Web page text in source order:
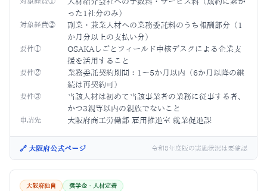
った1社分のみ）
対象経費②
副業・兼業人材への業務委託料のうち報酬部分（1
か月分以上の支払い分）
要件①
OSAKAしごとフィールド中核デスクによる企業支
援を活用すること
要件②
業務委託契約期間：1〜5か月以内（6か月以降の継
続は再契約可）
要件③
当該人材は初めて当該事業者の業務に従事する者、
かつ3親等以内の親族でないこと
申請先 大阪府商工労働部 雇用推進室 就業促進課
🔗 大阪府公式ページ 令和8年度版の実施状況は要確認
大阪府独自 奨学金・人材定着